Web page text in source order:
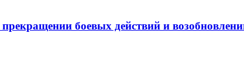
боевых действий и